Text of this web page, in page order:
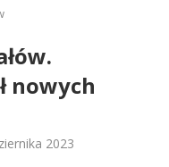
nowych
2023